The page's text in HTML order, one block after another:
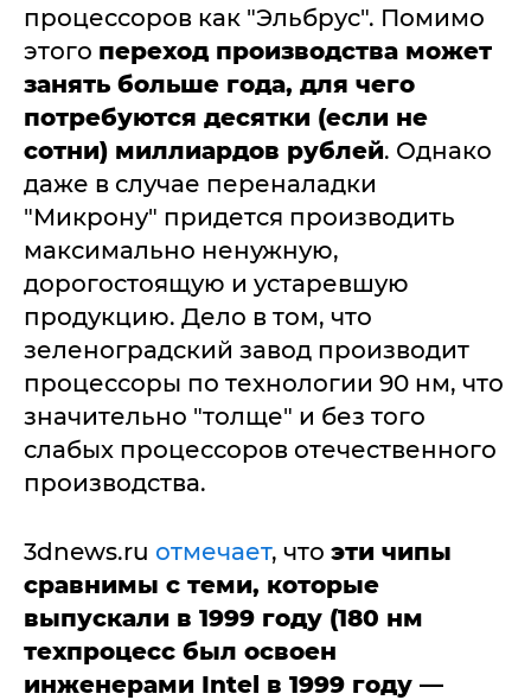
процессоров как "Эльбрус". Помимо
этого переход производства может
занять больше года, для чего
потребуются десятки (если не
сотни) миллиардов рублей. Однако
даже в случае переналадки
"Микрону" придется производить
максимально ненужную,
дорогостоящую и устаревшую
продукцию. Дело в том, что
зеленоградский завод производит
процессоры по технологии 90 нм, что
значительно "толще" и без того
слабых процессоров отечественного
производства.
3dnews.ru отмечает, что эти чипы
сравнимы с теми, которые
выпускали в 1999 году (180 нм
техпроцесс был освоен
инженерами Intel в 1999 году —